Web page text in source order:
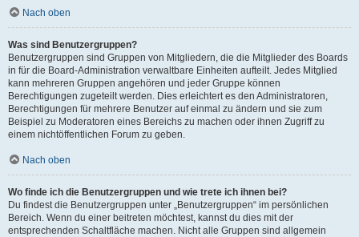
Nach oben
Was sind Benutzergruppen?
Benutzergruppen sind Gruppen von Mitgliedern, die die Mitglieder des Boards
in für die Board-Administration verwaltbare Einheiten aufteilt. Jedes Mitglied
kann mehreren Gruppen angehören und jeder Gruppe können
Berechtigungen zugeteilt werden. Dies erleichtert es den Administratoren,
Berechtigungen für mehrere Benutzer auf einmal zu ändern und sie zum
Beispiel zu Moderatoren eines Bereichs zu machen oder ihnen Zugriff zu
einem nichtöffentlichen Forum zu geben.
Nach oben
Wo finde ich die Benutzergruppen und wie trete ich ihnen bei?
Du findest die Benutzergruppen unter „Benutzergruppen“ im persönlichen
Bereich. Wenn du einer beitreten möchtest, kannst du dies mit der
entsprechenden Schaltfläche machen. Nicht alle Gruppen sind allgemein